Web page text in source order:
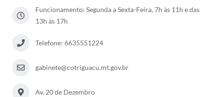
Imprensa
Galeria de Fotos
Contratos
Ouvidoria
Funcionamento: Segunda a Sexta-Feira, 7h às 11h e das
13h às 17h
Telefone: 6635551224
gabinete@cotriguacu.mt.gov.br
Av. 20 de Dezembro